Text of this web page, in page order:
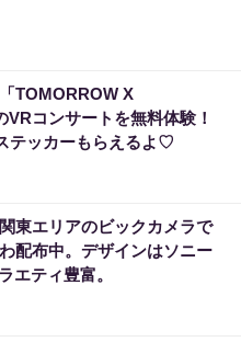
TOMORROW X
VRコンサートを無料体験！
テッカーもらえるよ♡
東エリアのビックカメラで
配布中。デザインはソニー
エティ豊富。